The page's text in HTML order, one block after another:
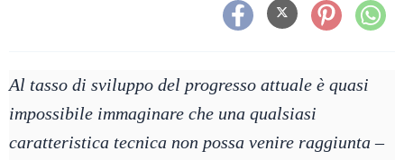
Al tasso di sviluppo del progresso attuale è quasi
impossibile immaginare che una qualsiasi
caratteristica tecnica non possa venire raggiunta –